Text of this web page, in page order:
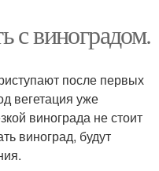
с виноградом.
после первых
вегетация уже
винограда не стоит
виноград, будут